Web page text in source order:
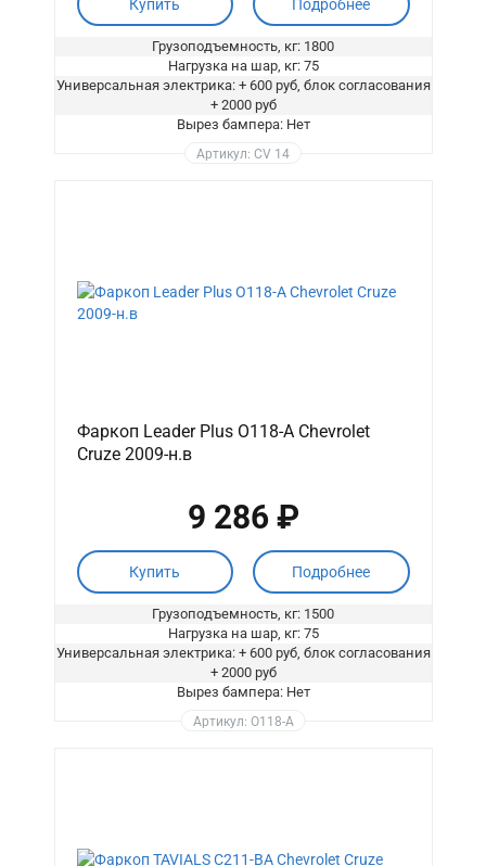
Купить Подробнее
Грузоподъемность, кг: 1800
Нагрузка на шар, кг: 75
Универсальная электрика: + 600 руб, блок согласования
+ 2000 руб
Вырез бампера: Нет
Артикул: CV 14
Фаркоп Leader Plus O118-A Chevrolet
Cruze 2009-н.в
9 286 ₽
Купить Подробнее
Грузоподъемность, кг: 1500
Нагрузка на шар, кг: 75
Универсальная электрика: + 600 руб, блок согласования
+ 2000 руб
Вырез бампера: Нет
Артикул: O118-A